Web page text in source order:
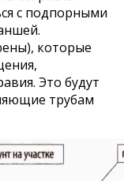
с подпорными
которые
Это будут
трубам